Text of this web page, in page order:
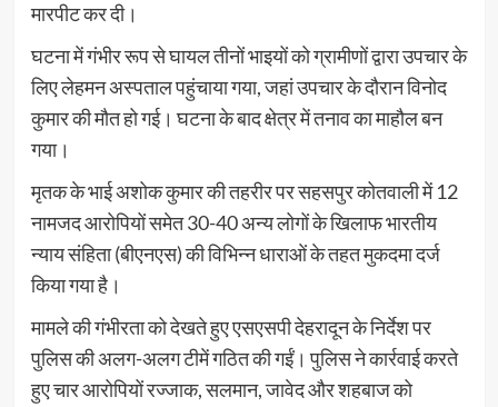
मारपीट कर दी।
घटना में गंभीर रूप से घायल तीनों भाइयों को ग्रामीणों द्वारा उपचार के
लिए लेहमन अस्पताल पहुंचाया गया, जहां उपचार के दौरान विनोद
कुमार की मौत हो गई। घटना के बाद क्षेत्र में तनाव का माहौल बन
गया।
मृतक के भाई अशोक कुमार की तहरीर पर सहसपुर कोतवाली में 12
नामजद आरोपियों समेत 30-40 अन्य लोगों के खिलाफ भारतीय
न्याय संहिता (बीएनएस) की विभिन्न धाराओं के तहत मुकदमा दर्ज
किया गया है।
मामले की गंभीरता को देखते हुए एसएसपी देहरादून के निर्देश पर
पुलिस की अलग-अलग टीमें गठित की गईं। पुलिस ने कार्रवाई करते
हुए चार आरोपियों रज्जाक, सलमान, जावेद और शहबाज को